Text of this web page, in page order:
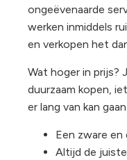
ongeëvenaarde
werken inmiddels
en verkopen het
Wat hoger in prijs?
duurzaam kopen,
er lang van kan
Een zware en
Altijd de